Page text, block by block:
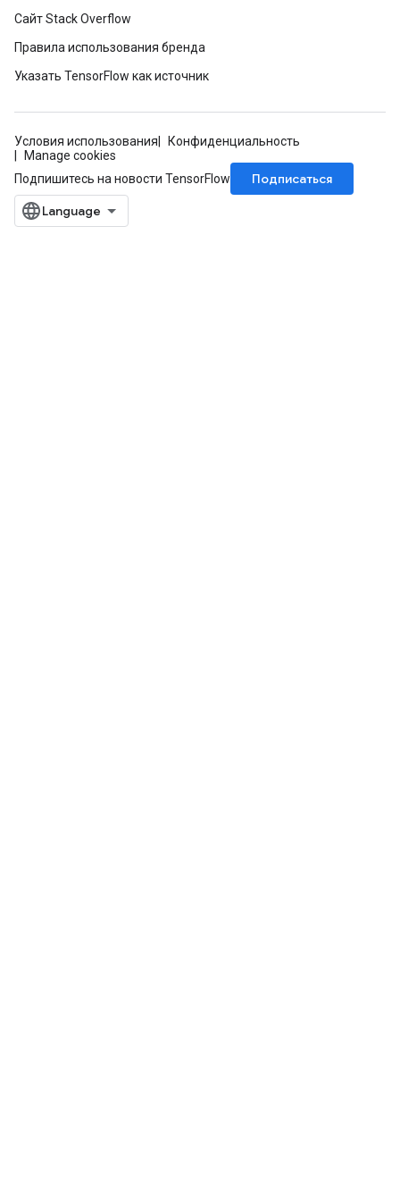
Сайт Stack Overflow
Правила использования бренда
Указать TensorFlow как источник
Условия использования
Конфиденциальность
Manage cookies
Подпишитесь на новости TensorFlow
Подписаться